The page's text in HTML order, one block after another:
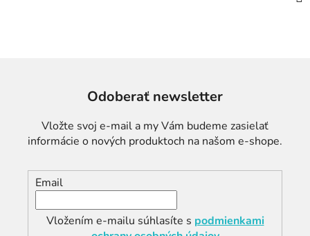
Odoberať newsletter
Vložte svoj e-mail a my Vám budeme zasielať
informácie o nových produktoch na našom e-shope.
Email
Vložením e-mailu súhlasíte s podmienkami